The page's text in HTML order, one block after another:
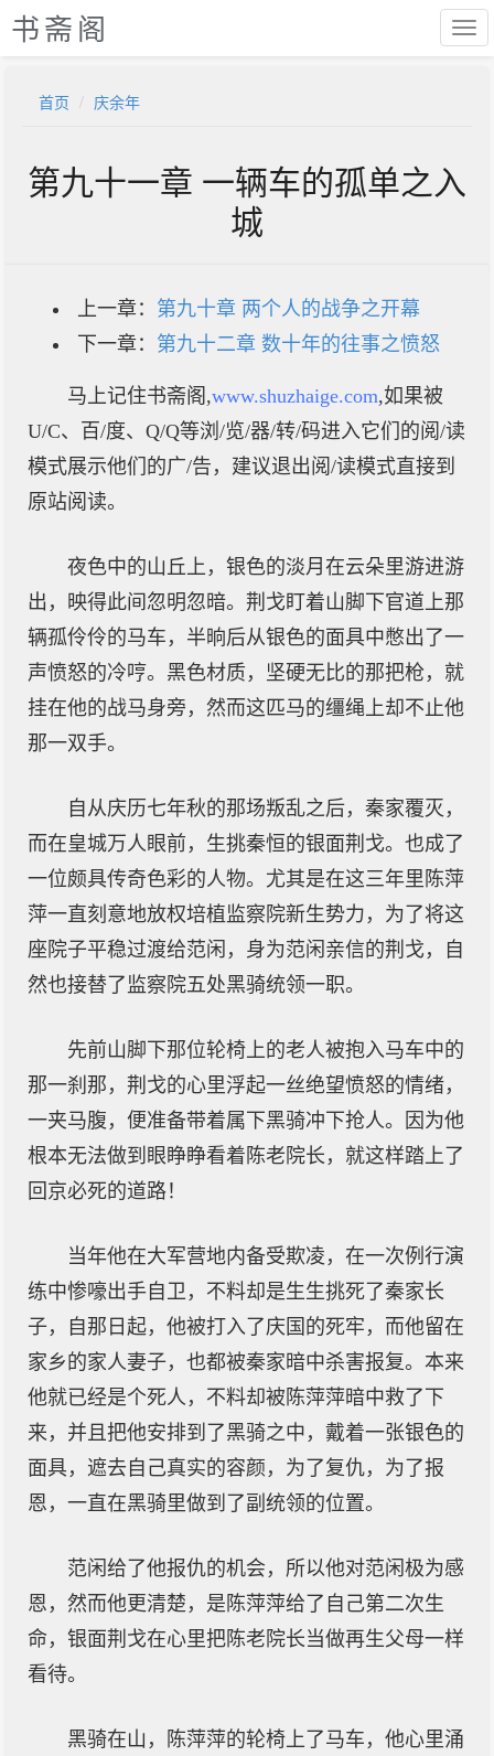
书斋阁
首页 庆余年
第九十一章 一辆车的孤单之入
城
上一章： 第九十章 两个人的战争之开幕
下一章： 第九十二章 数十年的往事之愤怒
马上记住书斋阁,www.shuzhaige.com,如果被
U/C、百/度、Q/Q等浏/览/器/转/码进入它们的阅/读
模式展示他们的广/告，建议退出阅/读模式直接到
原站阅读。
夜色中的山丘上，银色的淡月在云朵里游进游
出，映得此间忽明忽暗。荆戈盯着山脚下官道上那
辆孤伶伶的马车，半晌后从银色的面具中憋出了一
声愤怒的冷哼。黑色材质，坚硬无比的那把枪，就
挂在他的战马身旁，然而这匹马的缰绳上却不止他
那一双手。
自从庆历七年秋的那场叛乱之后，秦家覆灭，
而在皇城万人眼前，生挑秦恒的银面荆戈。也成了
一位颇具传奇色彩的人物。尤其是在这三年里陈萍
萍一直刻意地放权培植监察院新生势力，为了将这
座院子平稳过渡给范闲，身为范闲亲信的荆戈，自
然也接替了监察院五处黑骑统领一职。
先前山脚下那位轮椅上的老人被抱入马车中的
那一刹那，荆戈的心里浮起一丝绝望愤怒的情绪，
一夹马腹，便准备带着属下黑骑冲下抢人。因为他
根本无法做到眼睁睁看着陈老院长，就这样踏上了
回京必死的道路！
当年他在大军营地内备受欺凌，在一次例行演
练中惨嚎出手自卫，不料却是生生挑死了秦家长
子，自那日起，他被打入了庆国的死牢，而他留在
家乡的家人妻子，也都被秦家暗中杀害报复。本来
他就已经是个死人，不料却被陈萍萍暗中救了下
来，并且把他安排到了黑骑之中，戴着一张银色的
面具，遮去自己真实的容颜，为了复仇，为了报
恩，一直在黑骑里做到了副统领的位置。
范闲给了他报仇的机会，所以他对范闲极为感
恩，然而他更清楚，是陈萍萍给了自己第二次生
命，银面荆戈在心里把陈老院长当做再生父母一样
看待。
黑骑在山，陈萍萍的轮椅上了马车，他心里涌